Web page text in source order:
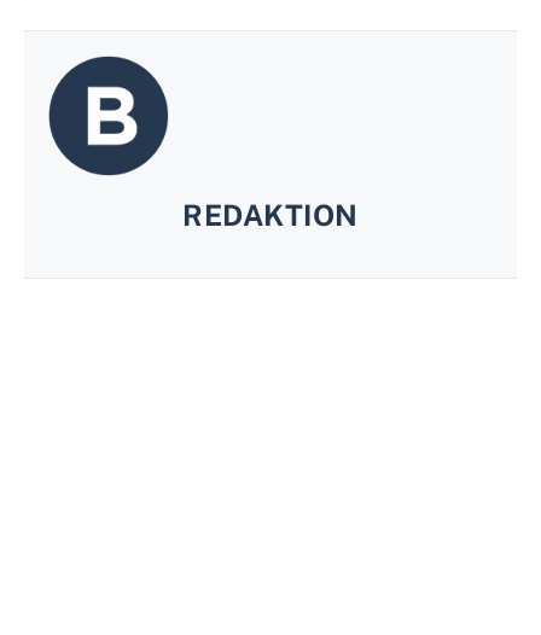
REDAKTION